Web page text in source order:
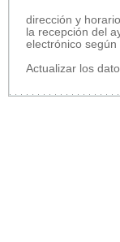
dirección y
la recepción del
electrónico según
Actualizar los